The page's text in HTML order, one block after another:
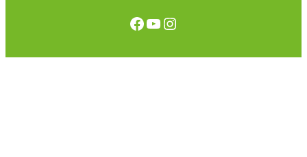
Facebook
YouTube
Instagram